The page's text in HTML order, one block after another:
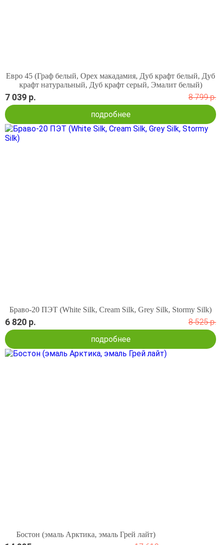
Евро 45 (Граф белый, Орех макадамия, Дуб крафт белый, Дуб
крафт натуральный, Дуб крафт серый, Эмалит белый)
7 039 р.
8 799 р.
подробнее
Браво-20 ПЭТ (White Silk, Cream Silk, Grey Silk, Stormy Silk)
6 820 р.
8 525 р.
подробнее
Бостон (эмаль Арктика, эмаль Грей лайт)